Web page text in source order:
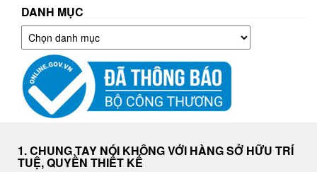
DANH MỤC
Danh
mục
1. CHUNG TAY NÓI KHÔNG VỚI HÀNG SỞ HỮU TRÍ
TUỆ, QUYỀN THIẾT KẾ